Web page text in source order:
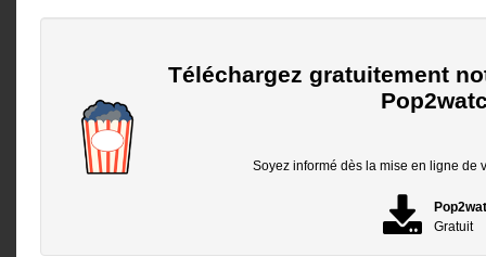
Téléchargez gratuitement
Soyez informé dès la mise en ligne de
Gratuit